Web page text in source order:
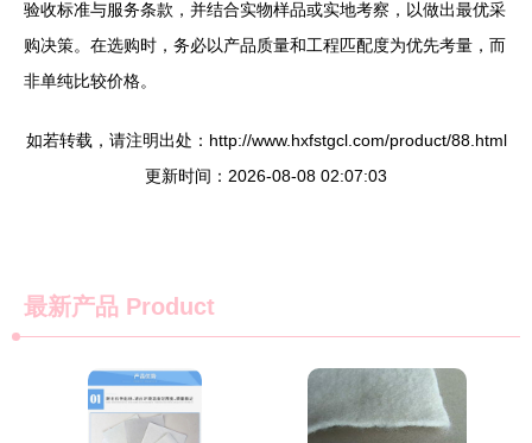
验收标准与服务条款，并结合实物样品或实地考察，以做出最优采
购决策。在选购时，务必以产品质量和工程匹配度为优先考量，而
非单纯比较价格。
如若转载，请注明出处：http://www.hxfstgcl.com/product/88.html
更新时间：2026-08-08 02:07:03
最新产品 Product